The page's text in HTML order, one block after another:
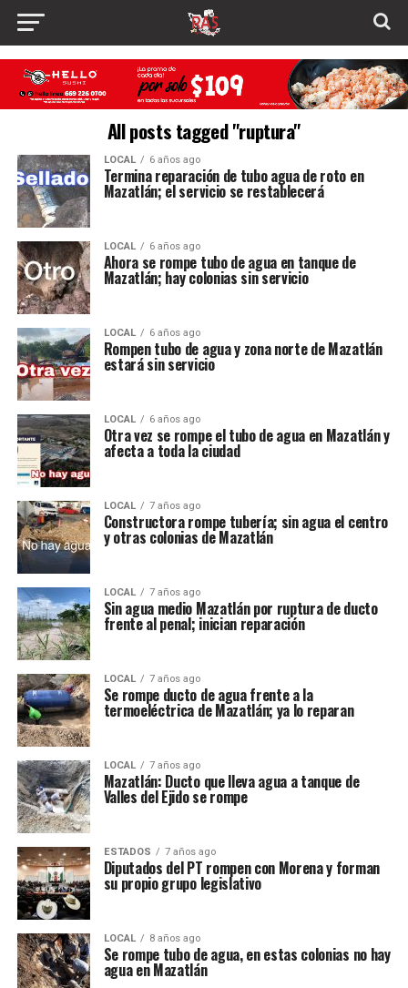
All posts tagged "ruptura"
LOCAL 6 años ago
Termina reparación de tubo agua de roto en
Mazatlán; el servicio se restablecerá
LOCAL 6 años ago
Ahora se rompe tubo de agua en tanque de
Mazatlán; hay colonias sin servicio
LOCAL 6 años ago
Rompen tubo de agua y zona norte de Mazatlán
estará sin servicio
LOCAL 6 años ago
Otra vez se rompe el tubo de agua en Mazatlán y
afecta a toda la ciudad
LOCAL 7 años ago
Constructora rompe tubería; sin agua el centro
y otras colonias de Mazatlán
LOCAL 7 años ago
Sin agua medio Mazatlán por ruptura de ducto
frente al penal; inician reparación
LOCAL 7 años ago
Se rompe ducto de agua frente a la
termoeléctrica de Mazatlán; ya lo reparan
LOCAL 7 años ago
Mazatlán: Ducto que lleva agua a tanque de
Valles del Ejido se rompe
ESTADOS 7 años ago
Diputados del PT rompen con Morena y forman
su propio grupo legislativo
LOCAL 8 años ago
Se rompe tubo de agua, en estas colonias no hay
agua en Mazatlán